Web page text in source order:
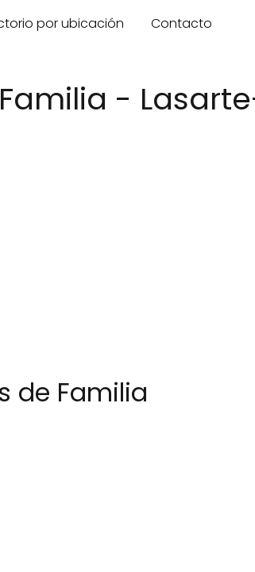
por ubicación Contacto
-
de Familia